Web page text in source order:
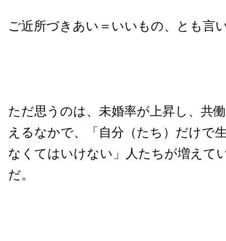
ご近所づきあい＝いいもの、とも言
ただ思うのは、未婚率が上昇し、共
えるなかで、「自分（たち）だけで
なくてはいけない」人たちが増えて
だ。